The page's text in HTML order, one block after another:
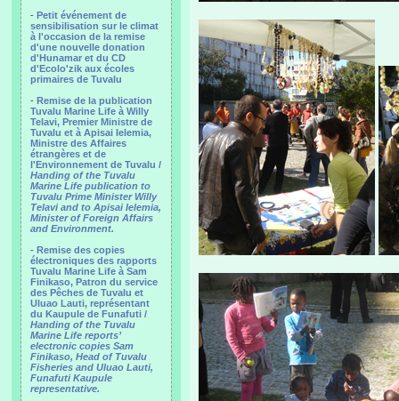
- Petit événement de
sensibilisation sur le climat
à l'occasion de la remise
d'une nouvelle donation
d'Hunamar et du CD
d'Ecolo'zik aux écoles
primaires de Tuvalu
- Remise de la publication
Tuvalu Marine Life à Willy
Telavi, Premier Ministre de
Tuvalu et à Apisai Ielemia,
Ministre des Affaires
étrangères et de
l'Environnement de Tuvalu /
Handing of the Tuvalu
Marine Life publication to
Tuvalu Prime Minister Willy
Telavi and to Apisai Ielemia,
Minister of Foreign Affairs
and Environment.
- Remise des copies
électroniques des rapports
Tuvalu Marine Life à Sam
Finikaso, Patron du service
des Pêches de Tuvalu et
Uluao Lauti, représentant
du Kaupule de Funafuti /
Handing of the Tuvalu
Marine Life reports’
electronic copies Sam
Finikaso, Head of Tuvalu
Fisheries and Uluao Lauti,
Funafuti Kaupule
representative.